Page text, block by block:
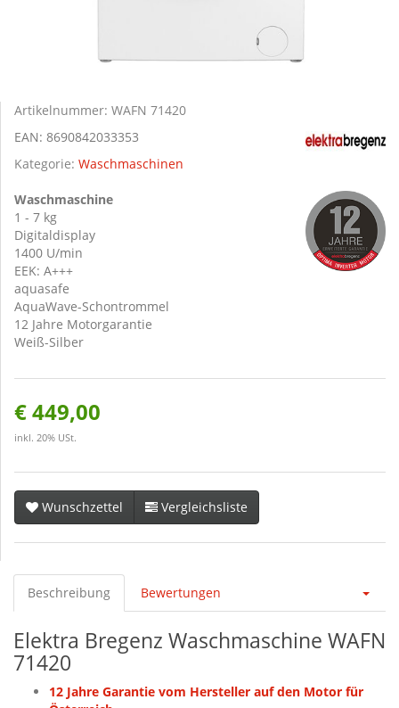
Artikelnummer: WAFN 71420
EAN: 8690842033353
Kategorie: Waschmaschinen
Waschmaschine
1 - 7 kg
Digitaldisplay
1400 U/min
EEK: A+++
aquasafe
AquaWave-Schontrommel
12 Jahre Motorgarantie
Weiß-Silber
€ 449,00
inkl. 20% USt.
Wunschzettel Vergleichsliste
Beschreibung Bewertungen
Elektra Bregenz Waschmaschine WAFN
71420
12 Jahre Garantie vom Hersteller auf den Motor für